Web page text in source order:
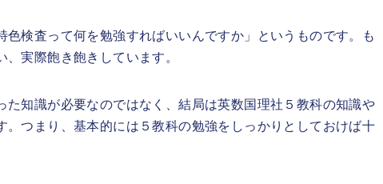
検査って何を勉強すればいいんですか」というものです。も
実際飽き飽きしています。
知識が必要なのではなく、結局は英数国理社５教科の知識や
つまり、基本的には５教科の勉強をしっかりとしておけば十